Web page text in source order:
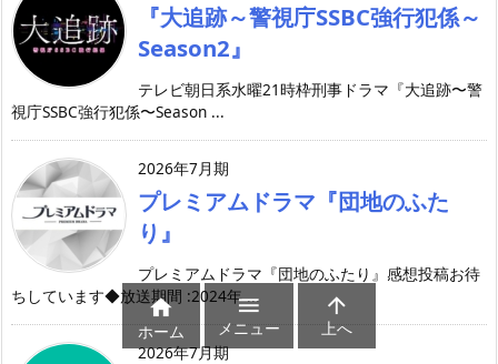
『大追跡～警視庁SSBC強行犯係～
Season2』
テレビ朝日系水曜21時枠刑事ドラマ『大追跡〜警
視庁SSBC強行犯係〜Season ...
2026年7月期
プレミアムドラマ『団地のふた
り』
プレミアムドラマ『団地のふたり』感想投稿お待
ちしています◆放送期間 :2024年 ...
2026年7月期

ホーム

メニュー

上へ